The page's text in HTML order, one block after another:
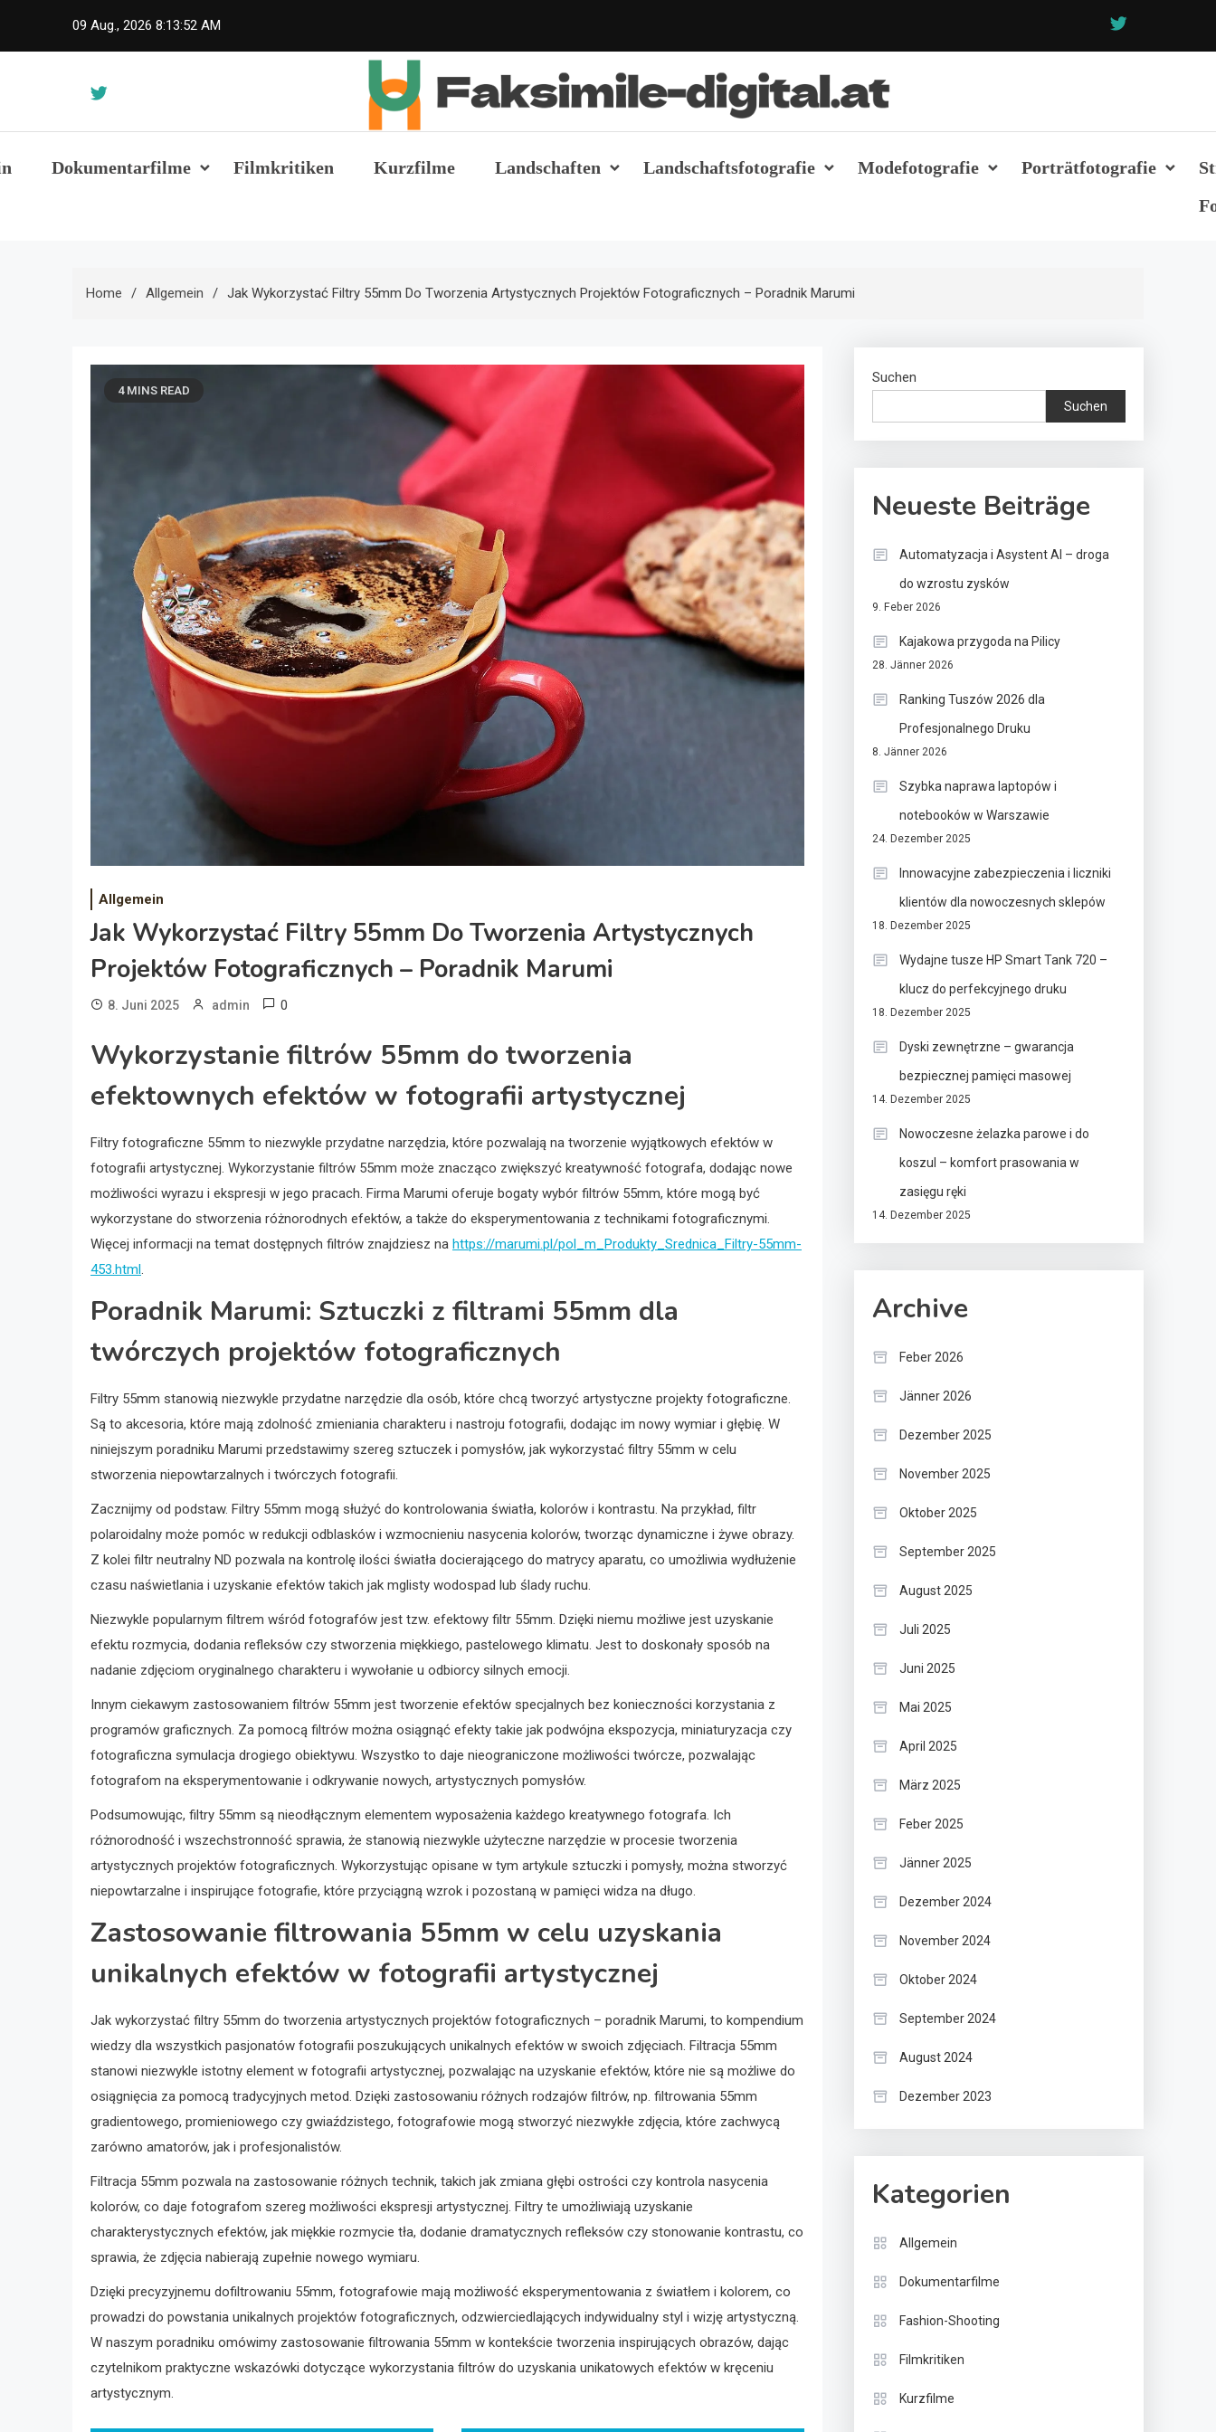
09 Aug., 2026 8:13:53 AM
faksimile-digital.at
Dokumentarfilme Filmkritiken Kurzfilme Landschaften Landschaftsfotografie Modefotografie Porträtfotografie
Home Allgemein Jak Wykorzystać Filtry 55mm Do Tworzenia Artystycznych Projektów Fotograficznych – Poradnik Marumi
4 MINS READ
Allgemein
Jak Wykorzystać Filtry 55mm Do Tworzenia Artystycznych
Projektów Fotograficznych – Poradnik Marumi
8. Juni 2025 admin 0
Wykorzystanie filtrów 55mm do tworzenia
efektownych efektów w fotografii artystycznej
Filtry fotograficzne 55mm to niezwykle przydatne narzędzia, które pozwalają na tworzenie wyjątkowych efektów w
fotografii artystycznej. Wykorzystanie filtrów 55mm może znacząco zwiększyć kreatywność fotografa, dodając nowe
możliwości wyrazu i ekspresji w jego pracach. Firma Marumi oferuje bogaty wybór filtrów 55mm, które mogą być
wykorzystane do stworzenia różnorodnych efektów, a także do eksperymentowania z technikami fotograficznymi.
Więcej informacji na temat dostępnych filtrów znajdziesz na https://marumi.pl/pol_m_Produkty_Srednica_Filtry-55mm-
453.html.
Poradnik Marumi: Sztuczki z filtrami 55mm dla
twórczych projektów fotograficznych
Filtry 55mm stanowią niezwykle przydatne narzędzie dla osób, które chcą tworzyć artystyczne projekty fotograficzne.
Są to akcesoria, które mają zdolność zmieniania charakteru i nastroju fotografii, dodając im nowy wymiar i głębię. W
niniejszym poradniku Marumi przedstawimy szereg sztuczek i pomysłów, jak wykorzystać filtry 55mm w celu
stworzenia niepowtarzalnych i twórczych fotografii.
Zacznijmy od podstaw. Filtry 55mm mogą służyć do kontrolowania światła, kolorów i kontrastu. Na przykład, filtr
polaroidalny może pomóc w redukcji odblasków i wzmocnieniu nasycenia kolorów, tworząc dynamiczne i żywe obrazy.
Z kolei filtr neutralny ND pozwala na kontrolę ilości światła docierającego do matrycy aparatu, co umożliwia wydłużenie
czasu naświetlania i uzyskanie efektów takich jak mglisty wodospad lub ślady ruchu.
Niezwykle popularnym filtrem wśród fotografów jest tzw. efektowy filtr 55mm. Dzięki niemu możliwe jest uzyskanie
efektu rozmycia, dodania refleksów czy stworzenia miękkiego, pastelowego klimatu. Jest to doskonały sposób na
nadanie zdjęciom oryginalnego charakteru i wywołanie u odbiorcy silnych emocji.
Innym ciekawym zastosowaniem filtrów 55mm jest tworzenie efektów specjalnych bez konieczności korzystania z
programów graficznych. Za pomocą filtrów można osiągnąć efekty takie jak podwójna ekspozycja, miniaturyzacja czy
fotograficzna symulacja drogiego obiektywu. Wszystko to daje nieograniczone możliwości twórcze, pozwalając
fotografom na eksperymentowanie i odkrywanie nowych, artystycznych pomysłów.
Podsumowując, filtry 55mm są nieodłącznym elementem wyposażenia każdego kreatywnego fotografa. Ich
różnorodność i wszechstronność sprawia, że stanowią niezwykle użyteczne narzędzie w procesie tworzenia
artystycznych projektów fotograficznych. Wykorzystując opisane w tym artykule sztuczki i pomysły, można stworzyć
niepowtarzalne i inspirujące fotografie, które przyciągną wzrok i pozostaną w pamięci widza na długo.
Zastosowanie filtrowania 55mm w celu uzyskania
unikalnych efektów w fotografii artystycznej
Jak wykorzystać filtry 55mm do tworzenia artystycznych projektów fotograficznych – poradnik Marumi, to kompendium
wiedzy dla wszystkich pasjonatów fotografii poszukujących unikalnych efektów w swoich zdjęciach. Filtracja 55mm
stanowi niezwykle istotny element w fotografii artystycznej, pozwalając na uzyskanie efektów, które nie są możliwe do
osiągnięcia za pomocą tradycyjnych metod. Dzięki zastosowaniu różnych rodzajów filtrów, np. filtrowania 55mm
gradientowego, promieniowego czy gwiaździstego, fotografowie mogą stworzyć niezwykłe zdjęcia, które zachwycą
zarówno amatorów, jak i profesjonalistów.
Filtracja 55mm pozwala na zastosowanie różnych technik, takich jak zmiana głębi ostrości czy kontrola nasycenia
kolorów, co daje fotografom szereg możliwości ekspresji artystycznej. Filtry te umożliwiają uzyskanie
charakterystycznych efektów, jak miękkie rozmycie tła, dodanie dramatycznych refleksów czy stonowanie kontrastu, co
sprawia, że zdjęcia nabierają zupełnie nowego wymiaru.
Dzięki precyzyjnemu dofiltrowaniu 55mm, fotografowie mają możliwość eksperymentowania z światłem i kolorem, co
prowadzi do powstania unikalnych projektów fotograficznych, odzwierciedlających indywidualny styl i wizję artystyczną.
W naszym poradniku omówimy zastosowanie filtrowania 55mm w kontekście tworzenia inspirujących obrazów, dając
czytelnikom praktyczne wskazówki dotyczące wykorzystania filtrów do uzyskania unikatowych efektów w kręceniu
artystycznym.
Suchen
Suchen
Neueste Beiträge
Automatyzacja i Asystent AI – droga
do wzrostu zysków
9. Feber 2026
Kajakowa przygoda na Pilicy
28. Jänner 2026
Ranking Tuszów 2026 dla
Profesjonalnego Druku
8. Jänner 2026
Szybka naprawa laptopów i
notebooków w Warszawie
24. Dezember 2025
Innowacyjne zabezpieczenia i liczniki
klientów dla nowoczesnych sklepów
18. Dezember 2025
Wydajne tusze HP Smart Tank 720 –
klucz do perfekcyjnego druku
18. Dezember 2025
Dyski zewnętrzne – gwarancja
bezpiecznej pamięci masowej
14. Dezember 2025
Nowoczesne żelazka parowe i do
koszul – komfort prasowania w
zasięgu ręki
14. Dezember 2025
Archive
Feber 2026
Jänner 2026
Dezember 2025
November 2025
Oktober 2025
September 2025
August 2025
Juli 2025
Juni 2025
Mai 2025
April 2025
März 2025
Feber 2025
Jänner 2025
Dezember 2024
November 2024
Oktober 2024
September 2024
August 2024
Dezember 2023
Kategorien
Allgemein
Dokumentarfilme
Fashion-Shooting
Filmkritiken
Kurzfilme